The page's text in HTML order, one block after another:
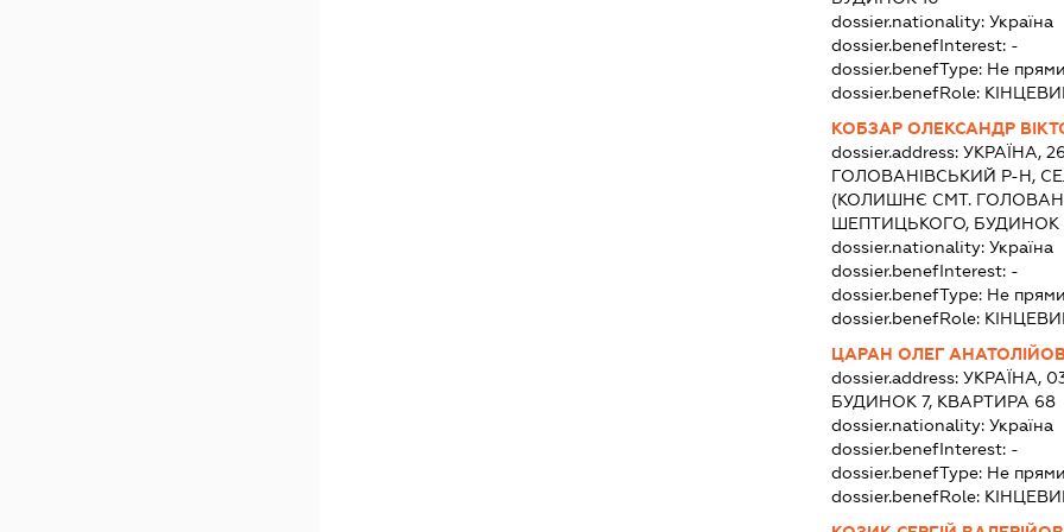
dossier.nationality: Україна
dossier.benefInterest: -
dossier.benefType: Не
dossier.benefRole:
КОБЗАР ОЛЕКСАНДР
dossier.address: УКРАЇНА,
ГОЛОВАНІВСЬКИЙ Р-Н,
(КОЛИШНЄ СМТ.
ШЕПТИЦЬКОГО, БУДИНОК
dossier.nationality: Україна
dossier.benefInterest: -
dossier.benefType: Не
dossier.benefRole:
ЦАРАН ОЛЕГ
dossier.address: УКРАЇНА,
БУДИНОК 7, КВАРТИРА 68
dossier.nationality: Україна
dossier.benefInterest: -
dossier.benefType: Не
dossier.benefRole: